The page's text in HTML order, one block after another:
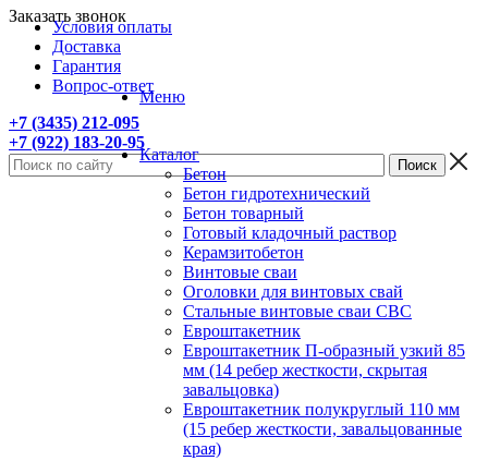
Условия оплаты
Доставка
Гарантия
Вопрос-ответ
+7 (3435) 212-095
+7 (922) 183-20-95
Заказать звонок
Меню
Каталог
Бетон
Бетон гидротехнический
Бетон товарный
Готовый кладочный раствор
Керамзитобетон
Винтовые сваи
Оголовки для винтовых свай
Стальные винтовые сваи СВС
Евроштакетник
Евроштакетник П-образный узкий 85
мм (14 ребер жесткости, скрытая
завальцовка)
Евроштакетник полукруглый 110 мм
(15 ребер жесткости, завальцованные
края)